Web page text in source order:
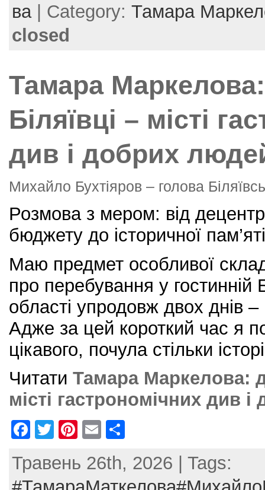
b
o
o
st
ва| Category: Тамара
closed
Тамара
Біляївці – місті
див і добрих
Михайло Бухтіяров – голова
Розмова з мером: від
бюджету до історичної
Маю предмет особливої
про перебування у гостинній
області упродовж двох днів
Адже за цей короткий час я
цікавого, почула стільки
Читати Тамара Маркелова:
місті гастрономічних див
F
c
T
itt
Pi
er
E
ai ar
Травень 26th, 2026 | Tags: